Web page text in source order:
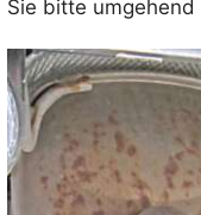
Sie bitte